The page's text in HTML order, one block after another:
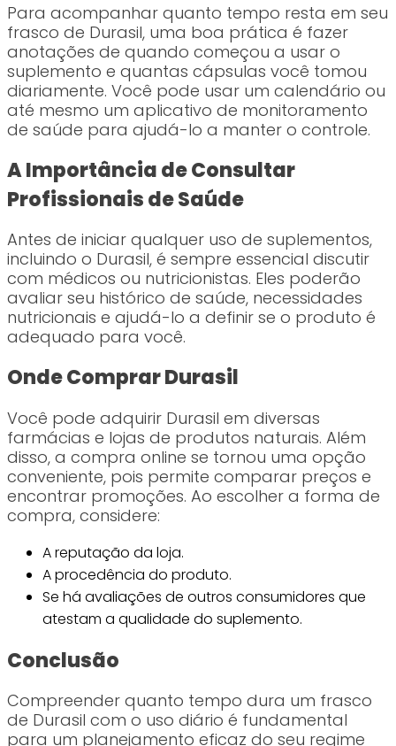
Para acompanhar quanto tempo resta em seu
frasco de Durasil, uma boa prática é fazer
anotações de quando começou a usar o
suplemento e quantas cápsulas você tomou
diariamente. Você pode usar um calendário ou
até mesmo um aplicativo de monitoramento
de saúde para ajudá-lo a manter o controle.
A Importância de Consultar
Profissionais de Saúde
Antes de iniciar qualquer uso de suplementos,
incluindo o Durasil, é sempre essencial discutir
com médicos ou nutricionistas. Eles poderão
avaliar seu histórico de saúde, necessidades
nutricionais e ajudá-lo a definir se o produto é
adequado para você.
Onde Comprar Durasil
Você pode adquirir Durasil em diversas
farmácias e lojas de produtos naturais. Além
disso, a compra online se tornou uma opção
conveniente, pois permite comparar preços e
encontrar promoções. Ao escolher a forma de
compra, considere:
A reputação da loja.
A procedência do produto.
Se há avaliações de outros consumidores que
atestam a qualidade do suplemento.
Conclusão
Compreender quanto tempo dura um frasco
de Durasil com o uso diário é fundamental
para um planejamento eficaz do seu regime